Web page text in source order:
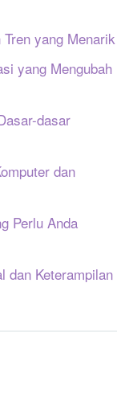
yang Menarik
yang Mengubah
dasar
dan
Perlu Anda
dan Keterampilan